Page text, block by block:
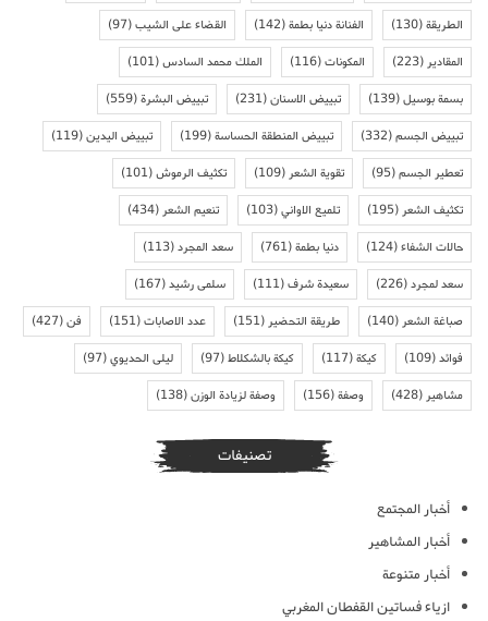
الطريقة(130) الفنانة دنيا بطمة(142) القضاء على الشيب(97)
المقادير(223) المكونات(116) الملك محمد السادس(101)
بسمة بوسيل(139) تبييض الاسنان(231) تبييض البشرة(559)
تبييض الجسم(332) تبييض المنطقة الحساسة(199) تبييض اليدين(119)
تعطير الجسم(95) تقوية الشعر(109) تكثيف الرموش(101)
تكثيف الشعر(195) تلميع الاواني(103) تنعيم الشعر(434)
حالات الشفاء(124) دنيا بطمة(761) سعد المجرد(113)
سعد لمجرد(226) سعيدة شرف(111) سلمى رشيد(167)
صباغة الشعر(140) طريقة التحضير(151) عدد الاصابات(151) فن(427)
فوائد(109) كيكة(117) كيكة بالشكلاط(97) ليلى الحديوي(97)
مشاهير(428) وصفة(156) وصفة لزيادة الوزن(138)
تصنيفات
أخبار المجتمع
أخبار المشاهير
أخبار متنوعة
ازياء فساتين القفطان المغربي